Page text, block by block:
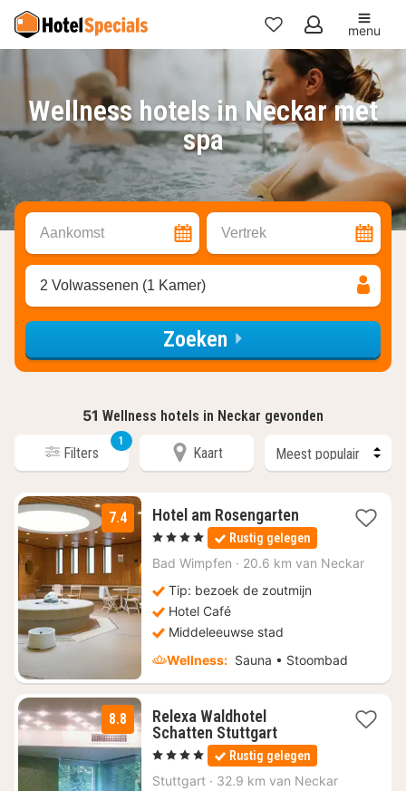
Mijn
favorieten
menu
Wellness hotels in Neckar met
spa
Aankomst Vertrek
2 Volwassenen (1 Kamer)
Zoeken
51 Wellness hotels in Neckar gevonden
Filters
1
Kaart
7.4 Hotel am Rosengarten1
nacht
vanaf
€
, 4 Sterren Rustig gelegen
Bad Wimpfen · 20.6 km van Neckar
Tip: bezoek de zoutmijn
Hotel Café
Middeleeuwse stad
Wellness: Sauna • Stoombad
8.8
Relexa Waldhotel
Schatten Stuttgart1
nacht
vanaf
€
, 4 Sterren Rustig gelegen
Stuttgart · 32.9 km van Neckar